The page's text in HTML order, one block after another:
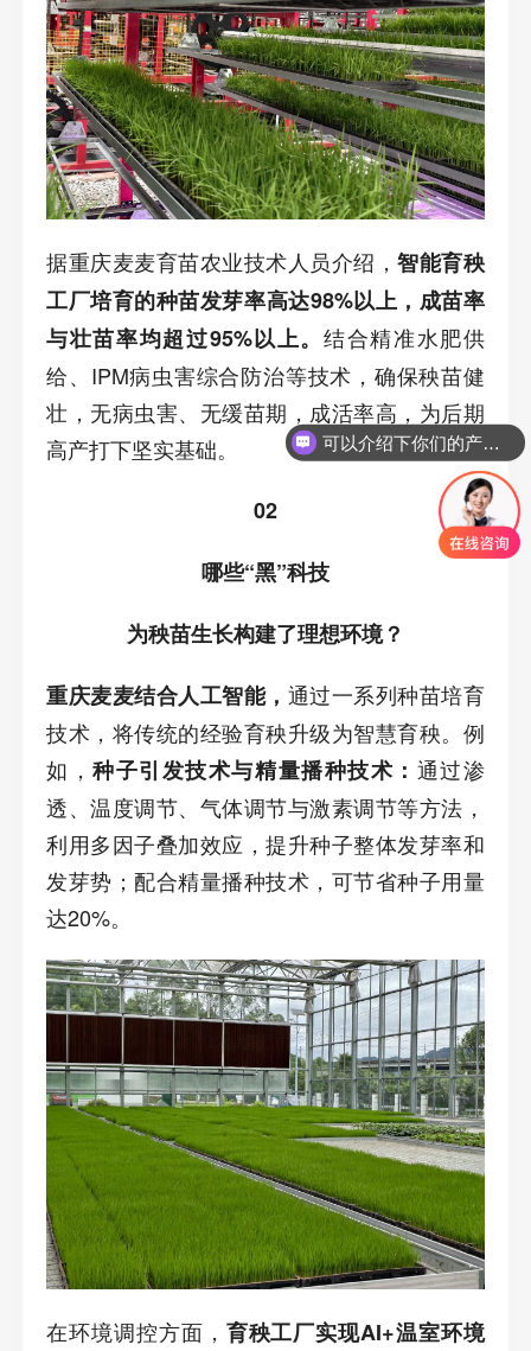
据重庆麦麦育苗农业技术人员介绍，智能育秧
工厂培育的种苗发芽率高达98%以上，成苗率
与壮苗率均超过95%以上。结合精准水肥供
给、IPM病虫害综合防治等技术，确保秧苗健
壮，无病虫害、无缓苗期，成活率高，为后期
高产打下坚实基础。
02
哪些“黑”科技
为秧苗生长构建了理想环境？
重庆麦麦结合人工智能， 通过一系列种苗培育
技术，将传统的经验育秧升级为智慧育秧。例
如，种子引发技术与精量播种技术： 通过渗
透、温度调节、气体调节与激素调节等方法，
利用多因子叠加效应，提升种子整体发芽率和
发芽势；配合精量播种技术，可节省种子用量
达20%。
在环境调控方面， 育秧工厂实现AI+温室环境
可以介绍下你们的产品么